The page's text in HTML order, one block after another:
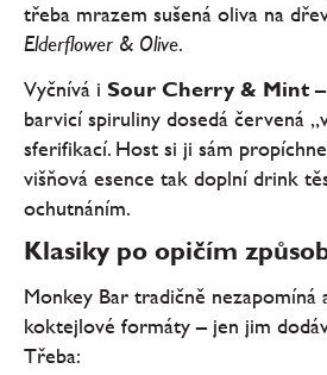
třeba mrazem sušená oliva na
Elderflower & Olive.
Vyčnívá i Sour Cherry & Mint
barvicí spiruliny dosedá červená
sferifikací. Host si ji sám
višňová esence tak doplní drink
ochutnáním.
Klasiky po opičím
Monkey Bar tradičně nezapomíná
koktejlové formáty – jen jim
Třeba: